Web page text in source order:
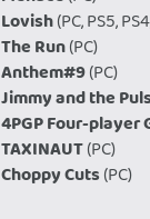
Lovish(PC, PS5,
The Run(PC)
Anthem#9(PC)
Jimmy and the
4PGP Four-player
TAXINAUT(PC)
Choppy Cuts(PC)